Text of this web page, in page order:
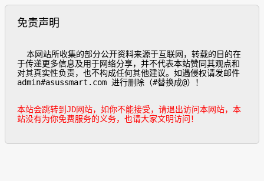
免责声明
于传递更多信息及用于网络分享，并不代表本站赞同其观点和
对其真实性负责，也不构成任何其他建议。如遇侵权请发邮件
admin#asussmart.com 进行删除（#替换成@）！
本站会跳转到JD网站，如你不能接受，请退出访问本网站，本
站没有为你免费服务的义务，也请大家文明访问！